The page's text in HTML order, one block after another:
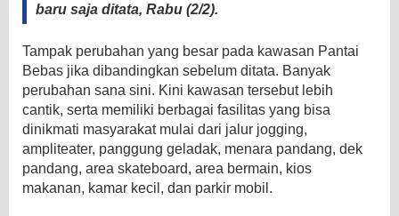
baru saja ditata, Rabu (2/2).
Tampak perubahan yang besar pada kawasan Pantai
Bebas jika dibandingkan sebelum ditata. Banyak
perubahan sana sini. Kini kawasan tersebut lebih
cantik, serta memiliki berbagai fasilitas yang bisa
dinikmati masyarakat mulai dari jalur jogging,
ampliteater, panggung geladak, menara pandang, dek
pandang, area skateboard, area bermain, kios
makanan, kamar kecil, dan parkir mobil.